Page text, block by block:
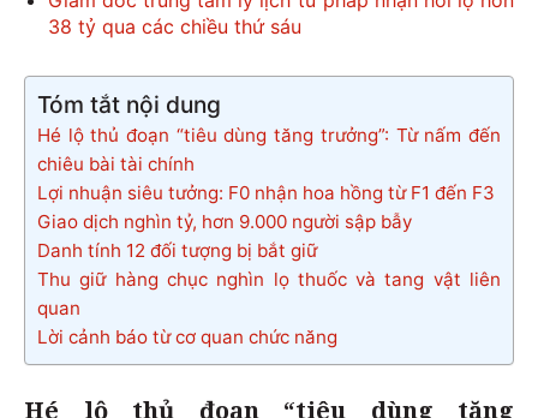
38 tỷ qua các chiều thứ sáu
Tóm tắt nội dung
Hé lộ thủ đoạn “tiêu dùng tăng trưởng”: Từ nấm đến
chiêu bài tài chính
Lợi nhuận siêu tưởng: F0 nhận hoa hồng từ F1 đến F3
Giao dịch nghìn tỷ, hơn 9.000 người sập bẫy
Danh tính 12 đối tượng bị bắt giữ
Thu giữ hàng chục nghìn lọ thuốc và tang vật liên
quan
Lời cảnh báo từ cơ quan chức năng
Hé lộ thủ đoạn “tiêu dùng tăng